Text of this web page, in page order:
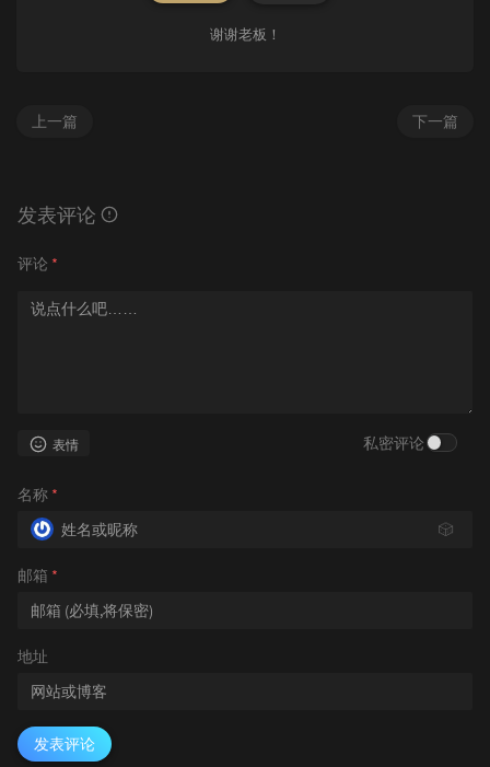
谢谢老板！
下一篇
上一篇
发表评论
评论 *
表情 私密评论
名称 *
🎲
邮箱 *
地址
发表评论